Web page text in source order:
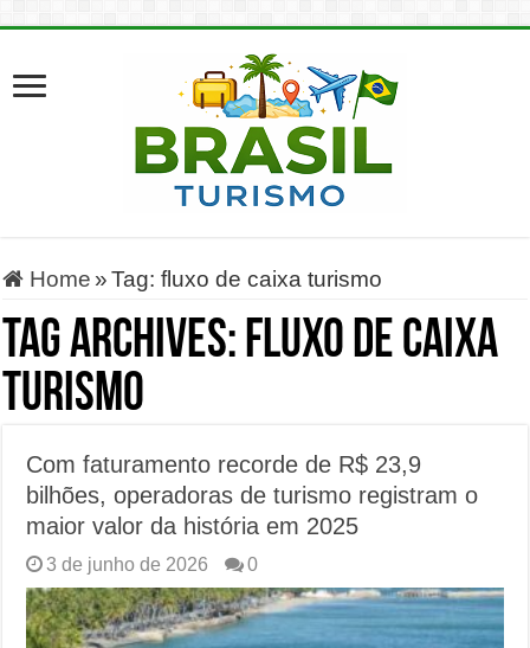
Home » Tag:fluxo de caixa turismo
Tag Archives: fluxo de caixa
turismo
Com faturamento recorde de R$ 23,9
bilhões, operadoras de turismo registram o
maior valor da história em 2025
3 de junho de 2026 0